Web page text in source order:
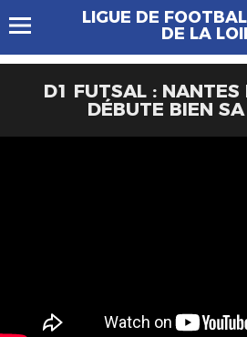
LIGUE DE
DE LA
D1 FUTSAL : NANTES
DÉBUTE BIEN